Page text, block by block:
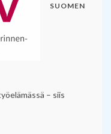
SUOMEN
– siis